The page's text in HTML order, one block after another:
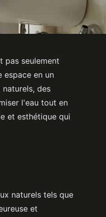
pas seulement
espace en un
des
l'eau tout en
et esthétique qui
naturels tels que
et